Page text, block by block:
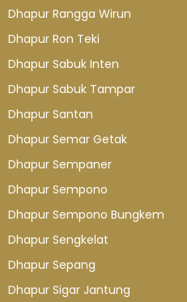
Dhapur Rangga Wirun
Dhapur Ron Teki
Dhapur Sabuk Inten
Dhapur Sabuk Tampar
Dhapur Santan
Dhapur Semar Getak
Dhapur Sempaner
Dhapur Sempono
Dhapur Sempono Bungkem
Dhapur Sengkelat
Dhapur Sepang
Dhapur Sigar Jantung